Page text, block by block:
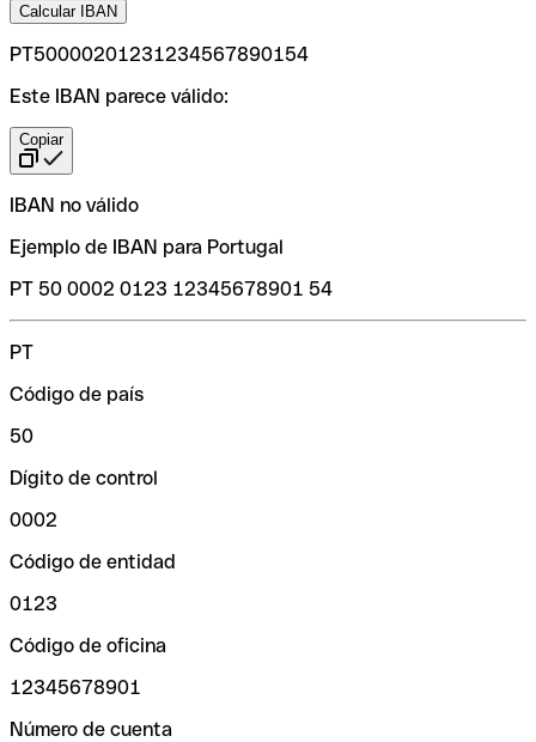
Calcular IBAN
PT50000201231234567890154
Este IBAN parece válido:
Copiar
IBAN no válido
Ejemplo de IBAN para Portugal
PT 50 0002 0123 12345678901 54
PT
Código de país
50
Dígito de control
0002
Código de entidad
0123
Código de oficina
12345678901
Número de cuenta